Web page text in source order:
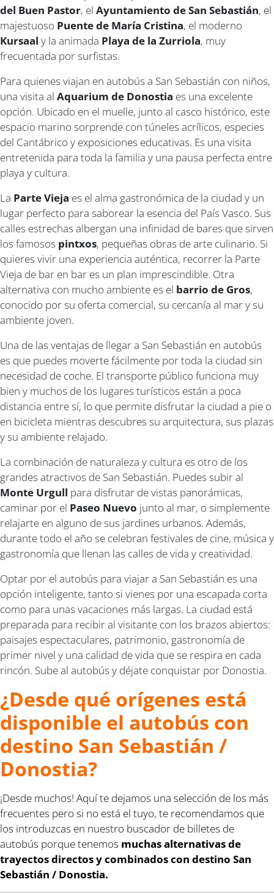
del Buen Pastor, el Ayuntamiento de San Sebastián, el
majestuoso Puente de María Cristina, el moderno
Kursaal y la animada Playa de la Zurriola, muy
frecuentada por surfistas.
Para quienes viajan en autobús a San Sebastián con niños,
una visita al Aquarium de Donostia es una excelente
opción. Ubicado en el muelle, junto al casco histórico, este
espacio marino sorprende con túneles acrílicos, especies
del Cantábrico y exposiciones educativas. Es una visita
entretenida para toda la familia y una pausa perfecta entre
playa y cultura.
La Parte Vieja es el alma gastronómica de la ciudad y un
lugar perfecto para saborear la esencia del País Vasco. Sus
calles estrechas albergan una infinidad de bares que sirven
los famosos pintxos, pequeñas obras de arte culinario. Si
quieres vivir una experiencia auténtica, recorrer la Parte
Vieja de bar en bar es un plan imprescindible. Otra
alternativa con mucho ambiente es el barrio de Gros,
conocido por su oferta comercial, su cercanía al mar y su
ambiente joven.
Una de las ventajas de llegar a San Sebastián en autobús
es que puedes moverte fácilmente por toda la ciudad sin
necesidad de coche. El transporte público funciona muy
bien y muchos de los lugares turísticos están a poca
distancia entre sí, lo que permite disfrutar la ciudad a pie o
en bicicleta mientras descubres su arquitectura, sus plazas
y su ambiente relajado.
La combinación de naturaleza y cultura es otro de los
grandes atractivos de San Sebastián. Puedes subir al
Monte Urgull para disfrutar de vistas panorámicas,
caminar por el Paseo Nuevo junto al mar, o simplemente
relajarte en alguno de sus jardines urbanos. Además,
durante todo el año se celebran festivales de cine, música y
gastronomía que llenan las calles de vida y creatividad.
Optar por el autobús para viajar a San Sebastián es una
opción inteligente, tanto si vienes por una escapada corta
como para unas vacaciones más largas. La ciudad está
preparada para recibir al visitante con los brazos abiertos:
paisajes espectaculares, patrimonio, gastronomía de
primer nivel y una calidad de vida que se respira en cada
rincón. Sube al autobús y déjate conquistar por Donostia.
¿Desde qué orígenes está
disponible el autobús con
destino San Sebastián /
Donostia?
¡Desde muchos! Aquí te dejamos una selección de los más
frecuentes pero si no está el tuyo, te recomendamos que
los introduzcas en nuestro buscador de billetes de
autobús porque tenemos muchas alternativas de
trayectos directos y combinados con destino San
Sebastián / Donostia.